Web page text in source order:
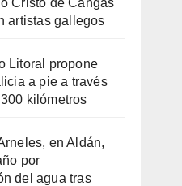
artistas gallegos
Litoral propone
a pie a través
kilómetros
en Aldán,
por
del agua tras